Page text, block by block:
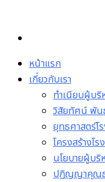
content
หน้าแรก
เกี่ยวกับเรา
ทำเนียบผู้บริ
วิสัยทัศน์ พัน
ยุทธศาสตร์โ
โครงสร้างโร
นโยบายผู้บริ
ปฏิญญาคุณธ